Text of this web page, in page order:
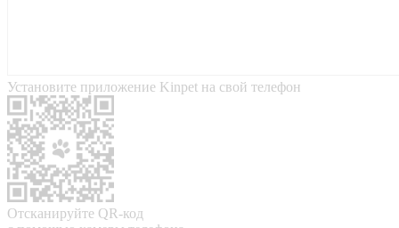
Установите приложение Kinpet на свой телефон
Отсканируйте QR-код